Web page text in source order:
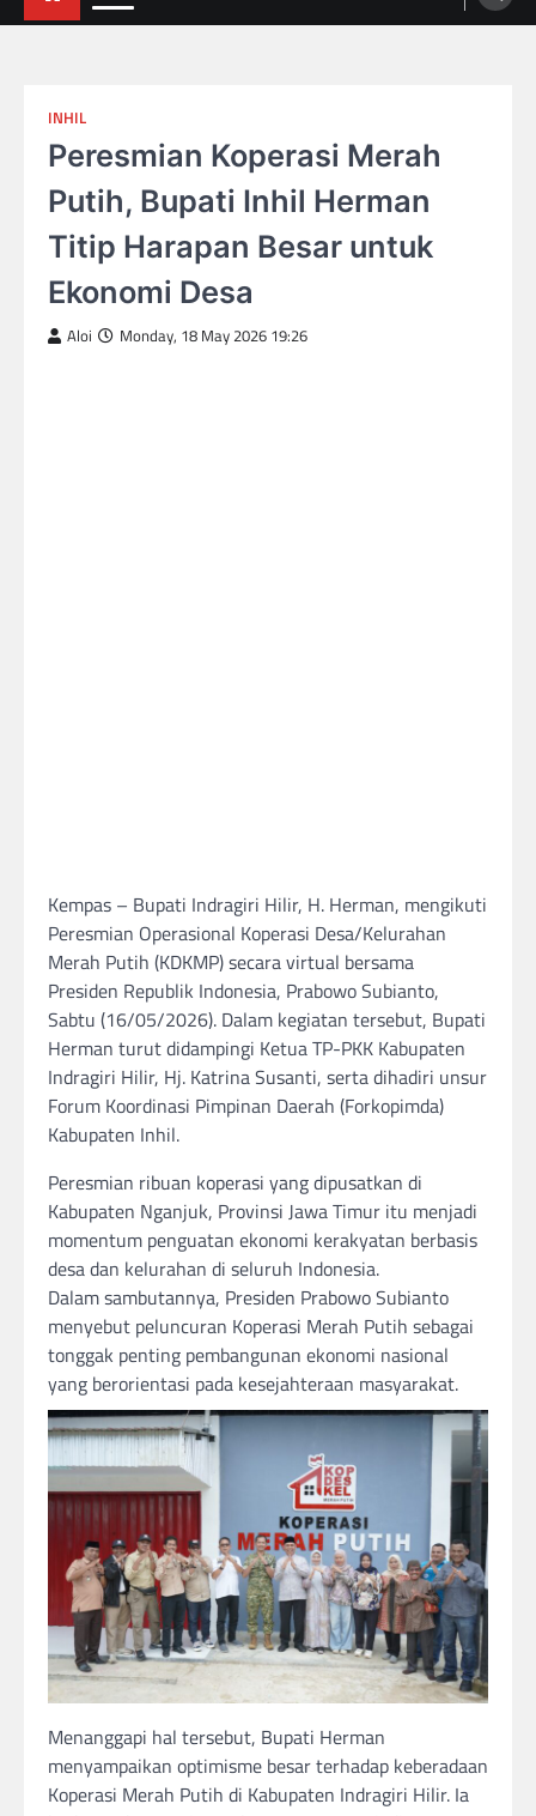
INHIL
Peresmian Koperasi Merah
Putih, Bupati Inhil Herman
Titip Harapan Besar untuk
Ekonomi Desa
Aloi Monday, 18 May 2026 19:26
Kempas – Bupati Indragiri Hilir, H. Herman, mengikuti
Peresmian Operasional Koperasi Desa/Kelurahan
Merah Putih (KDKMP) secara virtual bersama
Presiden Republik Indonesia, Prabowo Subianto,
Sabtu (16/05/2026). Dalam kegiatan tersebut, Bupati
Herman turut didampingi Ketua TP-PKK Kabupaten
Indragiri Hilir, Hj. Katrina Susanti, serta dihadiri unsur
Forum Koordinasi Pimpinan Daerah (Forkopimda)
Kabupaten Inhil.
Peresmian ribuan koperasi yang dipusatkan di
Kabupaten Nganjuk, Provinsi Jawa Timur itu menjadi
momentum penguatan ekonomi kerakyatan berbasis
desa dan kelurahan di seluruh Indonesia.
Dalam sambutannya, Presiden Prabowo Subianto
menyebut peluncuran Koperasi Merah Putih sebagai
tonggak penting pembangunan ekonomi nasional
yang berorientasi pada kesejahteraan masyarakat.
Menanggapi hal tersebut, Bupati Herman
menyampaikan optimisme besar terhadap keberadaan
Koperasi Merah Putih di Kabupaten Indragiri Hilir. Ia